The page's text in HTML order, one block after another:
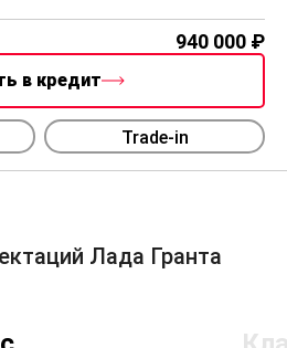
940 000
в кредит
Trade-in
Лада Гранта